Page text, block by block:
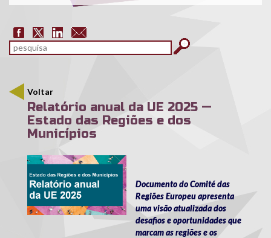
Formulário de pesquisa
pesquisar
Voltar
Relatório anual da UE 2025 —
Estado das Regiões e dos
Municípios
relatorio_reg_e_mun_2025.png
Documento do Comité das
Regiões Europeu apresenta
uma visão atualizada dos
desafios e oportunidades que
marcam as regiões e os